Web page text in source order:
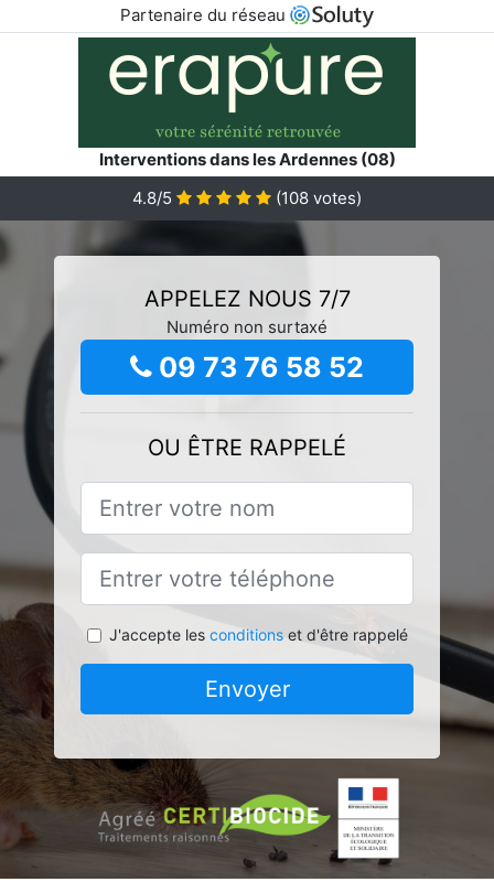
Partenaire du réseau
Interventions dans les Ardennes (08)
4.8/5
(108 votes)
APPELEZ NOUS 7/7
Numéro non surtaxé
09 73 76 58 52
OU ÊTRE RAPPELÉ
J'accepte les conditionset d'être rappelé
Envoyer